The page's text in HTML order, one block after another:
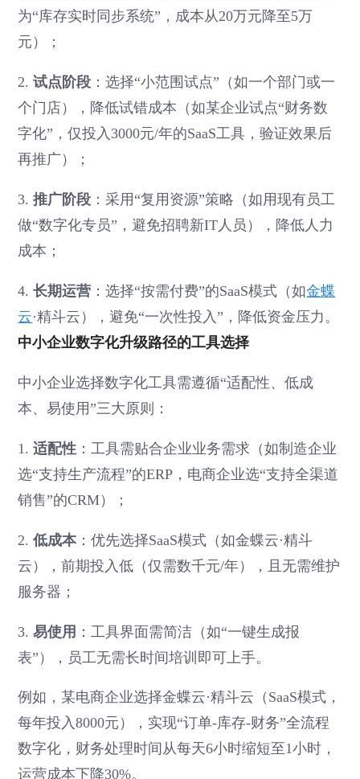
为“库存实时同步系统”，成本从20万元降至5万
元）；
2.试点阶段 ：选择“小范围试点”（如一个部门或一
个门店），降低试错成本（如某企业试点“财务数
字化”，仅投入3000元/年的SaaS工具，验证效果后
再推广）；
3.推广阶段 ：采用“复用资源”策略（如用现有员工
做“数字化专员”，避免招聘新IT人员），降低人力
成本；
4.长期运营 ：选择“按需付费”的SaaS模式（如金蝶
云·精斗云），避免“一次性投入”，降低资金压力。
中小企业数字化升级路径的工具选择
中小企业选择数字化工具需遵循“适配性、低成
本、易使用”三大原则：
1.适配性 ：工具需贴合企业业务需求（如制造企业
选“支持生产流程”的ERP，电商企业选“支持全渠道
销售”的CRM）；
2.低成本：优先选择SaaS模式（如金蝶云·精斗
云），前期投入低（仅需数千元/年），且无需维护
服务器；
3.易使用 ：工具界面需简洁（如“一键生成报
表”），员工无需长时间培训即可上手。
例如，某电商企业选择金蝶云·精斗云（SaaS模式，
每年投入8000元），实现“订单-库存-财务”全流程
数字化，财务处理时间从每天6小时缩短至1小时，
运营成本下降30%。